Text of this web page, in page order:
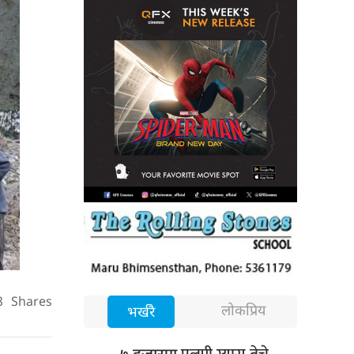
Shares
भर्खरै लोकप्रिय